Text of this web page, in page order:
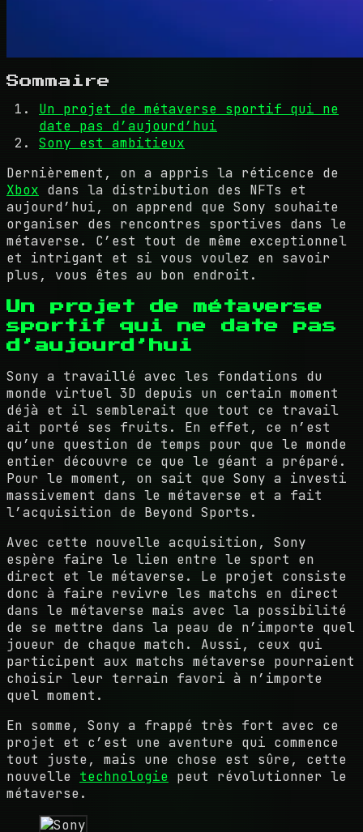
Sommaire
Un projet de métaverse sportif qui ne
date pas d’aujourd’hui
Sony est ambitieux
Dernièrement, on a appris la réticence de
Xbox dans la distribution des NFTs et
aujourd’hui, on apprend que Sony souhaite
organiser des rencontres sportives dans le
métaverse. C’est tout de même exceptionnel
et intrigant et si vous voulez en savoir
plus, vous êtes au bon endroit.
Un projet de métaverse
sportif qui ne date pas
d’aujourd’hui
Sony a travaillé avec les fondations du
monde virtuel 3D depuis un certain moment
déjà et il semblerait que tout ce travail
ait porté ses fruits. En effet, ce n’est
qu’une question de temps pour que le monde
entier découvre ce que le géant a préparé.
Pour le moment, on sait que Sony a investi
massivement dans le métaverse et a fait
l’acquisition de Beyond Sports.
Avec cette nouvelle acquisition, Sony
espère faire le lien entre le sport en
direct et le métaverse. Le projet consiste
donc à faire revivre les matchs en direct
dans le métaverse mais avec la possibilité
de se mettre dans la peau de n’importe quel
joueur de chaque match. Aussi, ceux qui
participent aux matchs métaverse pourraient
choisir leur terrain favori à n’importe
quel moment.
En somme, Sony a frappé très fort avec ce
projet et c’est une aventure qui commence
tout juste, mais une chose est sûre, cette
nouvelle technologie peut révolutionner le
métaverse.